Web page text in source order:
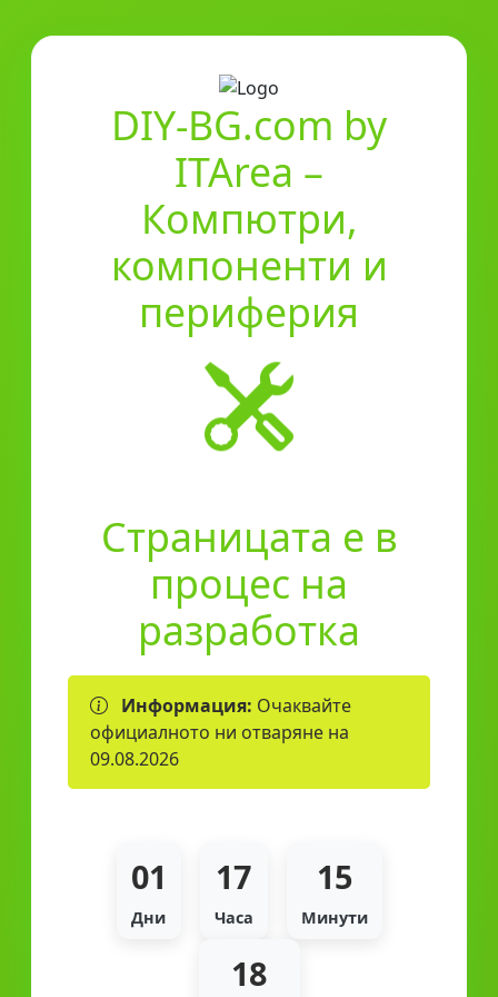
DIY-BG.com by
ITArea –
Компютри,
компоненти и
периферия
Страницата е в
процес на
разработка
Информация: Очаквайте
официалното ни отваряне на
09.08.2026
01
Дни
17
Часа
15
Минути
18